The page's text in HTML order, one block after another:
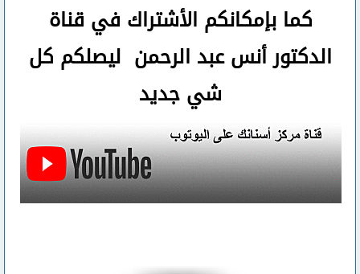
كما بإمكانكم الأشتراك في قناة
الدكتور أنس عبد الرحمن ليصلكم كل
شي جديد